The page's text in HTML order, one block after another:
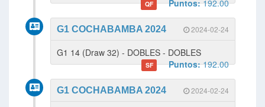
QF Puntos:192.00
2024-02-24
G1 COCHABAMBA 2024
G1 14 (Draw 32) - DOBLES - DOBLES
SF Puntos:192.00
2024-02-24
G1 COCHABAMBA 2024